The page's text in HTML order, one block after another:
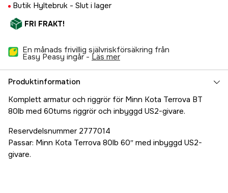
Butik Hyltebruk - Slut i lager
FRI FRAKT!
En månads frivillig självriskförsäkring från
Easy Peasy ingår - läs mer
Produktinformation
Komplett armatur och riggrör för Minn Kota Terrova BT
80lb med 60tums riggrör och inbyggd US2-givare.
Reservdelsnummer 2777014
Passar: Minn Kota Terrova 80lb 60″ med inbyggd US2-
givare.